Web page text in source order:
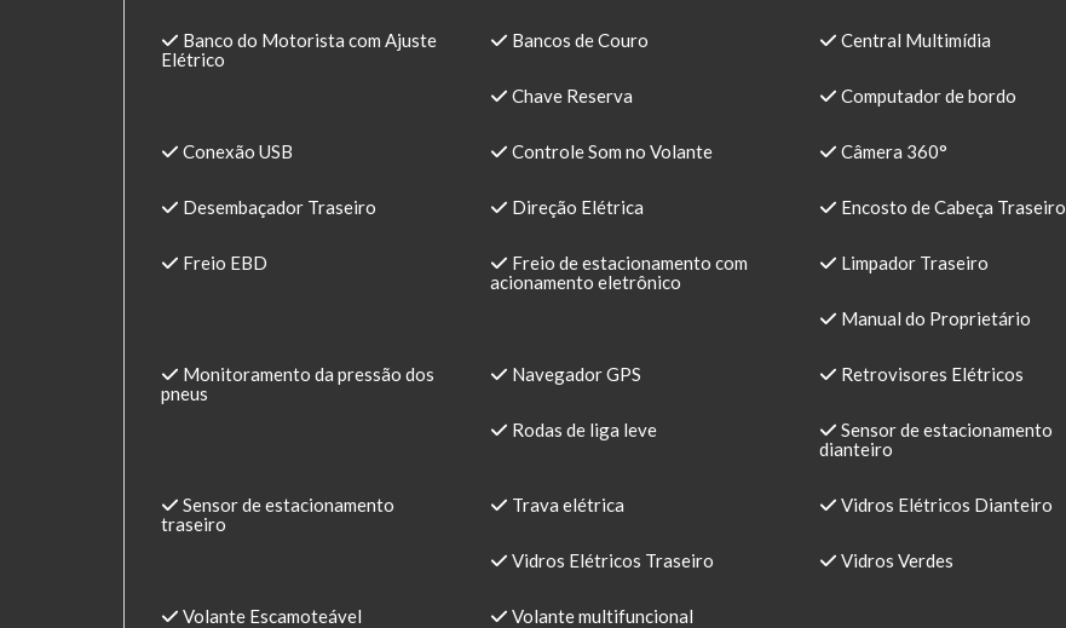
Banco do Motorista com Ajuste
Elétrico
Bancos de Couro Central Multimídia
Chave Reserva Computador de bordo
Conexão USB Controle Som no Volante Câmera 360°
Desembaçador Traseiro Direção Elétrica Encosto de Cabeça Traseiro
Freio EBD
Freio de estacionamento com
acionamento eletrônico
Limpador Traseiro
Manual do Proprietário
Monitoramento da pressão dos
pneus
Navegador GPS Retrovisores Elétricos
Rodas de liga leve
Sensor de estacionamento
dianteiro
Sensor de estacionamento
traseiro
Trava elétrica Vidros Elétricos Dianteiro
Vidros Elétricos Traseiro Vidros Verdes
Volante Escamoteável Volante multifuncional